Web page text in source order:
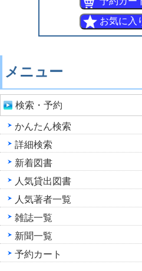
メニュー
検索・予約
かんたん検索
詳細検索
新着図書
人気貸出図書
人気著者一覧
雑誌一覧
新聞一覧
予約カート